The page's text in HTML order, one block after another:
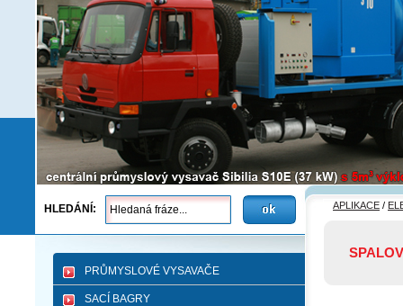
HLEDÁNÍ:
PRŮMYSLOVÉ VYSAVAČE
SACÍ BAGRY
APLIKACE /